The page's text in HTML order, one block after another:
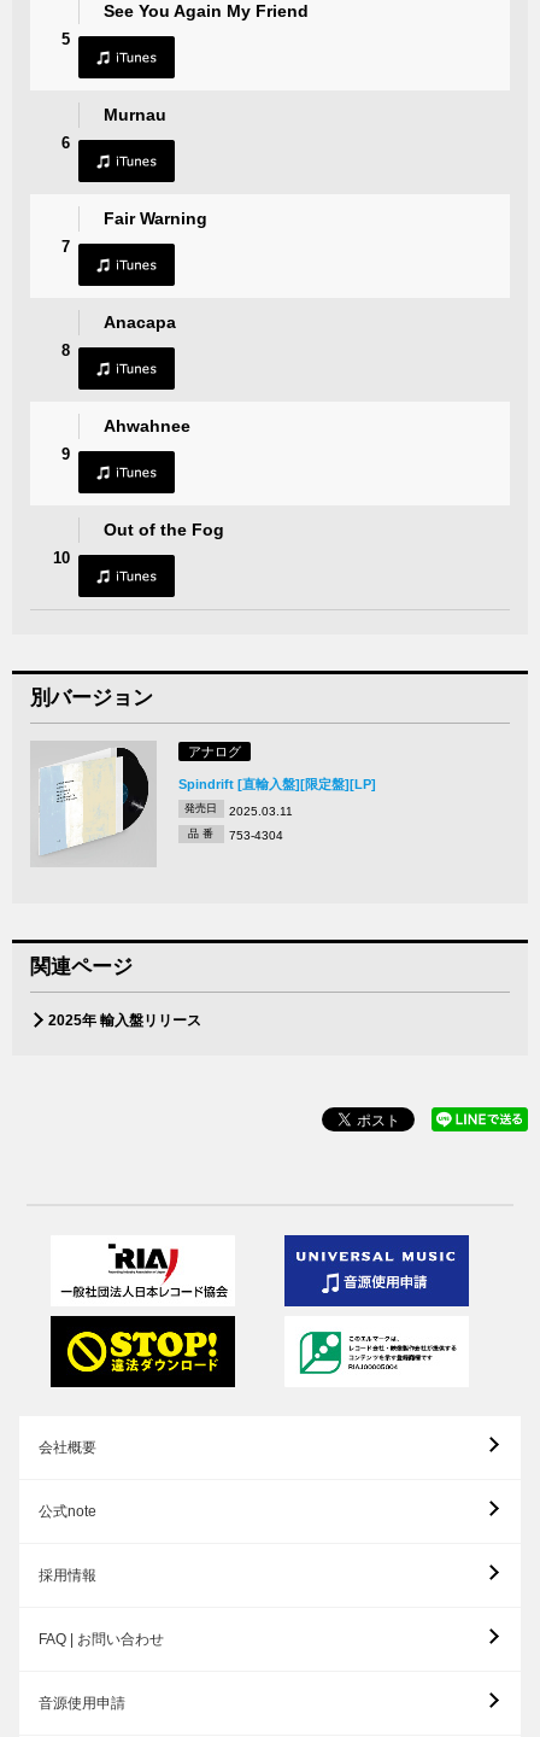
5
See You Again My Friend
6
Murnau
7
Fair Warning
8
Anacapa
9
Ahwahnee
10
Out of the Fog
別バージョン
アナログ
Spindrift [直輸入盤][限定盤][LP]
発売日 2025.03.11
品 番 753-4304
関連ページ
2025年 輸入盤リリース
会社概要
公式note
採用情報
FAQ | お問い合わせ
音源使用申請